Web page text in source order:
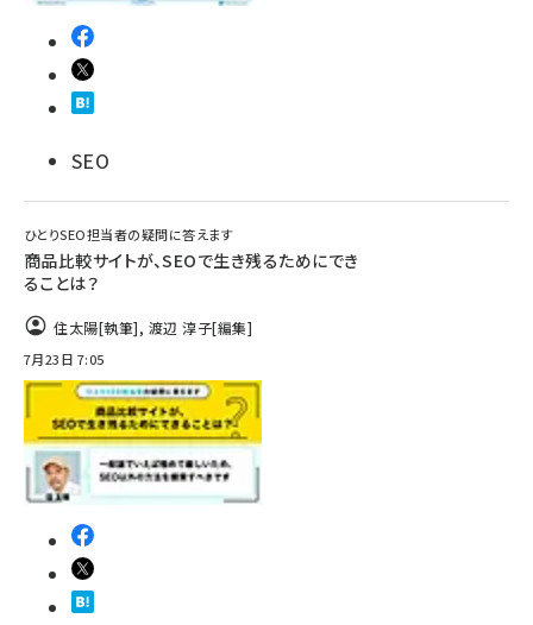
SEO
ひとりSEO担当者の疑問に答えます
商品比較サイトが、SEOで生き残るためにでき
ることは？
住太陽[執筆], 渡辺 淳子[編集]
7月23日 7:05